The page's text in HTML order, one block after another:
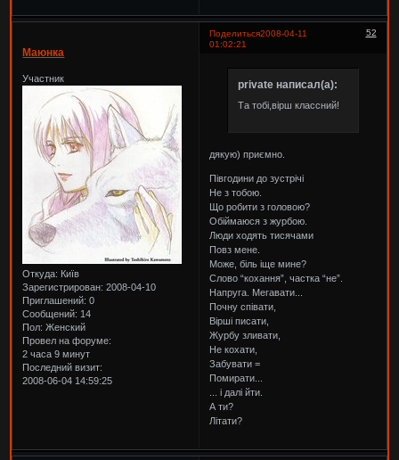
Поделиться 52
2008-04-11
01:02:21
Маюнка
Участник
Откуда: Київ
Зарегистрирован: 2008-04-10
Приглашений: 0
Сообщений: 14
Пол: Женский
Провел на форуме:
2 часа 9 минут
Последний визит:
2008-06-04 14:59:25
private написал(а):
Та тобі,вірш классний!
дякую) приємно.
Півгодини до зустрічі
Не з тобою.
Що робити з головою?
Обіймаюся з журбою.
Люди ходять тисячами
Повз мене.
Може, біль іще мине?
Слово “кохання”, частка “не”.
Напруга. Мегавати...
Почну співати,
Вірші писати,
Журбу зливати,
Не кохати,
Забувати =
Помирати...
... і далі йти.
А ти?
Літати?